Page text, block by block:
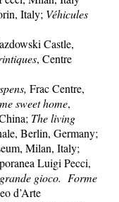
Italy; Véhicules
Castle,
, Centre
Frac Centre,
sweet home,
The living
Berlin, Germany;
Milan, Italy;
Luigi Pecci,
gioco. Forme
d’Arte